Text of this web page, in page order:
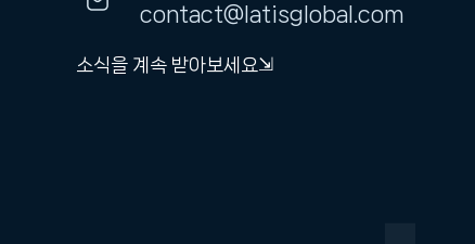
contact@latisglobal.com
소식을 계속 받아보세요⇲